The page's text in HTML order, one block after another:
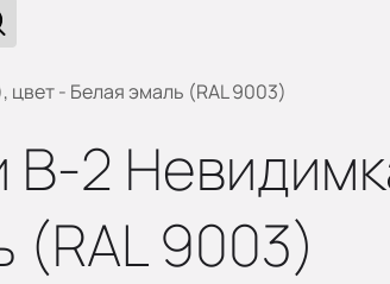
- Белая эмаль (RAL 9003)
В-2
(RAL 9003)